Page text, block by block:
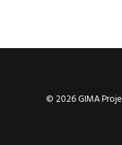
© 2026 GIMA